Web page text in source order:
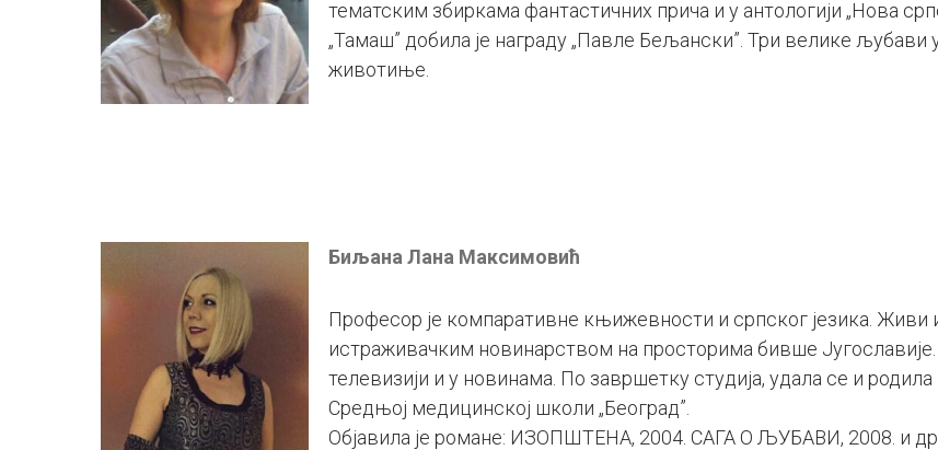
тематским збиркама фантастичних прича и у антологији „Нова
„Тамаш” добила је награду „Павле Бељански”. Три велике љубави
животиње.
Биљана Лана Максимовић
Професор је компаративне књижевности и српског језика. Живи
истраживачким новинарством на просторима бивше Југославије.
телевизији и у новинама. По завршетку студија, удала се и
Средњој медицинској школи „Београд”.
Објавила је романе: ИЗОПШТЕНА, 2004. САГА О ЉУБАВИ, 2008.